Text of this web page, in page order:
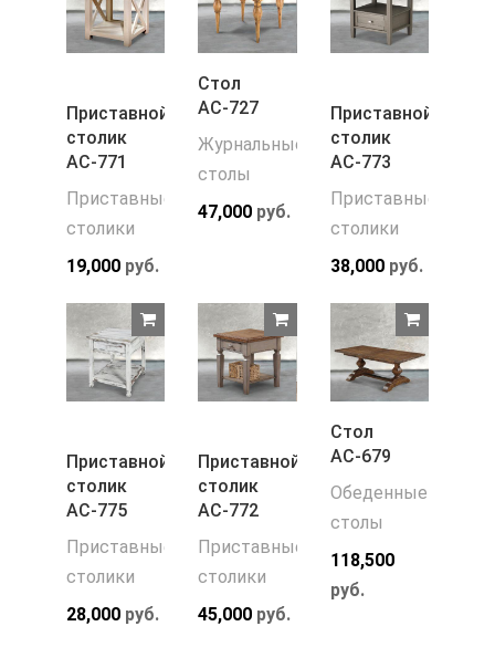
Приставной
столик
АС-771
Приставные
столики
19,000 руб.
Стол
АС-727
Журнальные
столы
47,000 руб.
Приставной
столик
АС-773
Приставные
столики
38,000руб.
Приставной
столик
АС-775
Приставные
столики
28,000 руб.
Приставной
столик
АС-772
Приставные
столики
45,000 руб.
Стол
АС-679
Обеденные
столы
118,500
руб.